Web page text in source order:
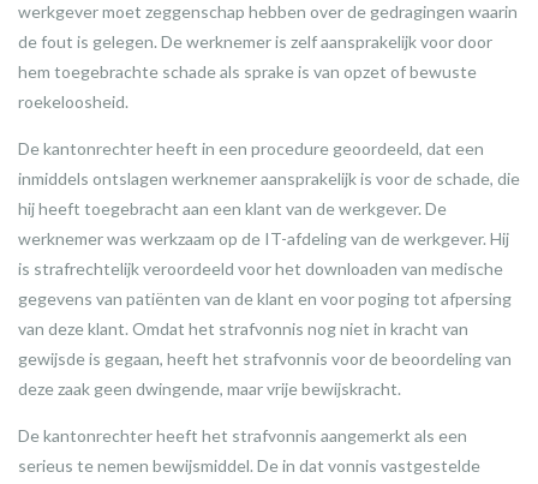
werkgever moet zeggenschap hebben over de gedragingen waarin
de fout is gelegen. De werknemer is zelf aansprakelijk voor door
hem toegebrachte schade als sprake is van opzet of bewuste
roekeloosheid.
De kantonrechter heeft in een procedure geoordeeld, dat een
inmiddels ontslagen werknemer aansprakelijk is voor de schade, die
hij heeft toegebracht aan een klant van de werkgever. De
werknemer was werkzaam op de IT-afdeling van de werkgever. Hij
is strafrechtelijk veroordeeld voor het downloaden van medische
gegevens van patiënten van de klant en voor poging tot afpersing
van deze klant. Omdat het strafvonnis nog niet in kracht van
gewijsde is gegaan, heeft het strafvonnis voor de beoordeling van
deze zaak geen dwingende, maar vrije bewijskracht.
De kantonrechter heeft het strafvonnis aangemerkt als een
serieus te nemen bewijsmiddel. De in dat vonnis vastgestelde